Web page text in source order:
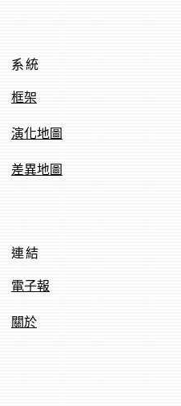
系統
框架
演化地圖
差異地圖
連結
電子報
關於